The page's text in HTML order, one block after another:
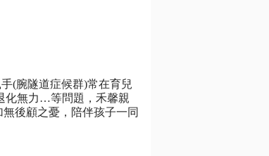
(腕隧道症候群)常在育兒
化無力…等問題，禾馨親
後顧之憂，陪伴孩子一同